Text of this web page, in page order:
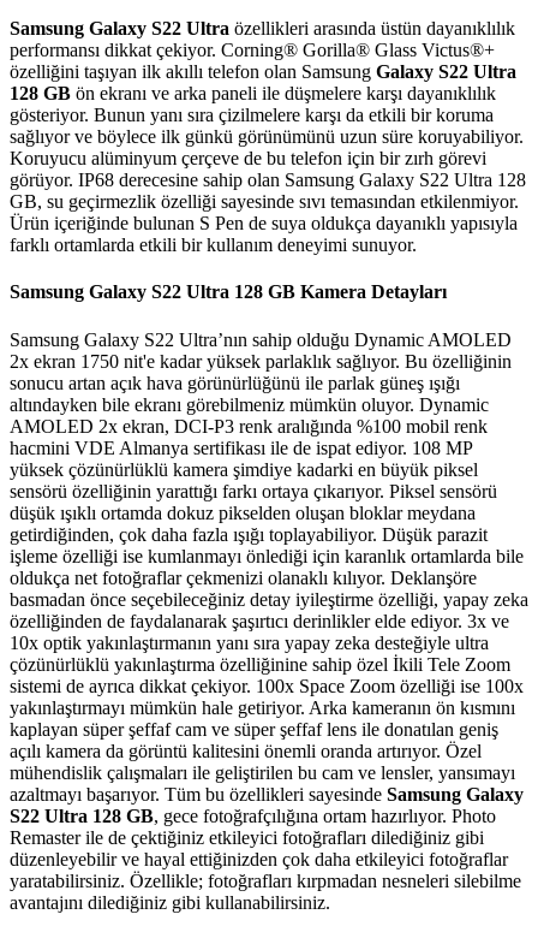
Samsung Galaxy S22 Ultra özellikleri arasında üstün dayanıklılık
performansı dikkat çekiyor. Corning® Gorilla® Glass Victus®+
özelliğini taşıyan ilk akıllı telefon olan Samsung Galaxy S22 Ultra
128 GB ön ekranı ve arka paneli ile düşmelere karşı dayanıklılık
gösteriyor. Bunun yanı sıra çizilmelere karşı da etkili bir koruma
sağlıyor ve böylece ilk günkü görünümünü uzun süre koruyabiliyor.
Koruyucu alüminyum çerçeve de bu telefon için bir zırh görevi
görüyor. IP68 derecesine sahip olan Samsung Galaxy S22 Ultra 128
GB, su geçirmezlik özelliği sayesinde sıvı temasından etkilenmiyor.
Ürün içeriğinde bulunan S Pen de suya oldukça dayanıklı yapısıyla
farklı ortamlarda etkili bir kullanım deneyimi sunuyor.
Samsung Galaxy S22 Ultra 128 GB Kamera Detayları
Samsung Galaxy S22 Ultra’nın sahip olduğu Dynamic AMOLED
2x ekran 1750 nit'e kadar yüksek parlaklık sağlıyor. Bu özelliğinin
sonucu artan açık hava görünürlüğünü ile parlak güneş ışığı
altındayken bile ekranı görebilmeniz mümkün oluyor. Dynamic
AMOLED 2x ekran, DCI-P3 renk aralığında %100 mobil renk
hacmini VDE Almanya sertifikası ile de ispat ediyor. 108 MP
yüksek çözünürlüklü kamera şimdiye kadarki en büyük piksel
sensörü özelliğinin yarattığı farkı ortaya çıkarıyor. Piksel sensörü
düşük ışıklı ortamda dokuz pikselden oluşan bloklar meydana
getirdiğinden, çok daha fazla ışığı toplayabiliyor. Düşük parazit
işleme özelliği ise kumlanmayı önlediği için karanlık ortamlarda bile
oldukça net fotoğraflar çekmenizi olanaklı kılıyor. Deklanşöre
basmadan önce seçebileceğiniz detay iyileştirme özelliği, yapay zeka
özelliğinden de faydalanarak şaşırtıcı derinlikler elde ediyor. 3x ve
10x optik yakınlaştırmanın yanı sıra yapay zeka desteğiyle ultra
çözünürlüklü yakınlaştırma özelliğinine sahip özel İkili Tele Zoom
sistemi de ayrıca dikkat çekiyor. 100x Space Zoom özelliği ise 100x
yakınlaştırmayı mümkün hale getiriyor. Arka kameranın ön kısmını
kaplayan süper şeffaf cam ve süper şeffaf lens ile donatılan geniş
açılı kamera da görüntü kalitesini önemli oranda artırıyor. Özel
mühendislik çalışmaları ile geliştirilen bu cam ve lensler, yansımayı
azaltmayı başarıyor. Tüm bu özellikleri sayesinde Samsung Galaxy
S22 Ultra 128 GB, gece fotoğrafçılığına ortam hazırlıyor. Photo
Remaster ile de çektiğiniz etkileyici fotoğrafları dilediğiniz gibi
düzenleyebilir ve hayal ettiğinizden çok daha etkileyici fotoğraflar
yaratabilirsiniz. Özellikle; fotoğrafları kırpmadan nesneleri silebilme
avantajını dilediğiniz gibi kullanabilirsiniz.